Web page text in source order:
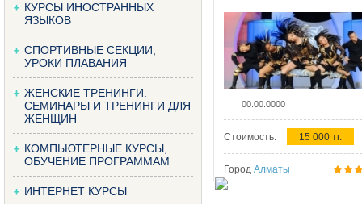
КУРСЫ ИНОСТРАННЫХ
ЯЗЫКОВ
СПОРТИВНЫЕ СЕКЦИИ,
УРОКИ ПЛАВАНИЯ
ЖЕНСКИЕ ТРЕНИНГИ.
СЕМИНАРЫ И ТРЕНИНГИ ДЛЯ
ЖЕНЩИН
КОМПЬЮТЕРНЫЕ КУРСЫ,
ОБУЧЕНИЕ ПРОГРАММАМ
ИНТЕРНЕТ КУРСЫ
00.00.0000
Стоимость: 15 000 тг.
Город Алматы